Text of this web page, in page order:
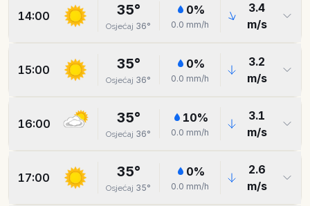
14:00 35°
Osjećaj 36°
0%
0.0 mm/h
3.4
m/s
15:00 35°
Osjećaj 36°
0%
0.0 mm/h
3.2
m/s
16:00 35°
Osjećaj 36°
10%
0.0 mm/h
3.1
m/s
17:00 35°
Osjećaj 35°
0%
0.0 mm/h
2.6
m/s